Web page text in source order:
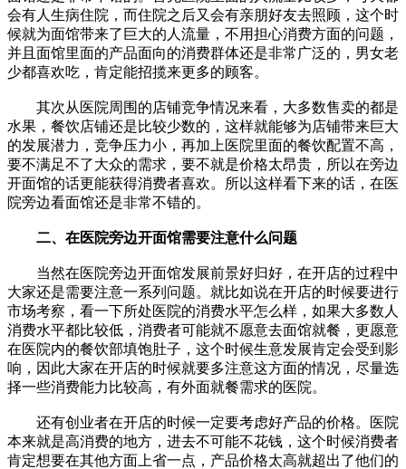
会有人生病住院，而住院之后又会有亲朋好友去照顾，这个时
候就为面馆带来了巨大的人流量，不用担心消费方面的问题，
并且面馆里面的产品面向的消费群体还是非常广泛的，男女老
少都喜欢吃，肯定能招揽来更多的顾客。
其次从医院周围的店铺竞争情况来看，大多数售卖的都是
水果，餐饮店铺还是比较少数的，这样就能够为店铺带来巨大
的发展潜力，竞争压力小，再加上医院里面的餐饮配置不高，
要不满足不了大众的需求，要不就是价格太昂贵，所以在旁边
开面馆的话更能获得消费者喜欢。所以这样看下来的话，在医
院旁边看面馆还是非常不错的。
二、在医院旁边开面馆需要注意什么问题
当然在医院旁边开面馆发展前景好归好，在开店的过程中
大家还是需要注意一系列问题。就比如说在开店的时候要进行
市场考察，看一下所处医院的消费水平怎么样，如果大多数人
消费水平都比较低，消费者可能就不愿意去面馆就餐，更愿意
在医院内的餐饮部填饱肚子，这个时候生意发展肯定会受到影
响，因此大家在开店的时候就要多注意这方面的情况，尽量选
择一些消费能力比较高，有外面就餐需求的医院。
还有创业者在开店的时候一定要考虑好产品的价格。医院
本来就是高消费的地方，进去不可能不花钱，这个时候消费者
肯定想要在其他方面上省一点，产品价格太高就超出了他们的